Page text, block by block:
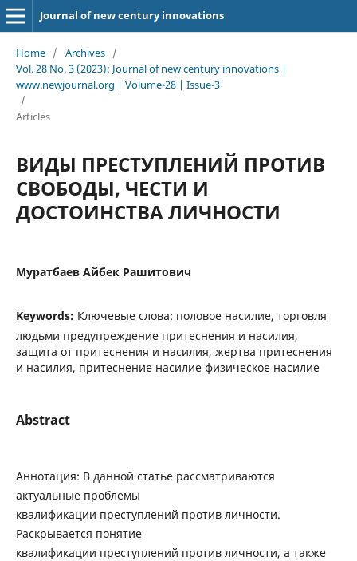
Journal of new century innovations
Home / Archives /
Vol. 28 No. 3 (2023): Journal of new century innovations |
www.newjournal.org | Volume-28 | Issue-3
/
Articles
ВИДЫ ПРЕСТУПЛЕНИЙ ПРОТИВ
СВОБОДЫ, ЧЕСТИ И
ДОСТОИНСТВА ЛИЧНОСТИ
Муратбаев Айбек Рашитович
Keywords: Ключевые слова: половое насилие, торговля
людьми предупреждение притеснения и насилия,
защита от притеснения и насилия, жертва притеснения
и насилия, притеснение насилие физическое насилие
Abstract
Аннотация: В данной статье рассматриваются
актуальные проблемы
квалификации преступлений против личности.
Раскрывается понятие
квалификации преступлений против личности, а также